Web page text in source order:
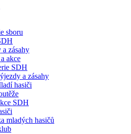
sboru
zásahy
akce
SDH
a zásahy
hasiči
SDH
mladých hasičů